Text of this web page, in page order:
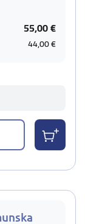
55,00 €
44,00 €